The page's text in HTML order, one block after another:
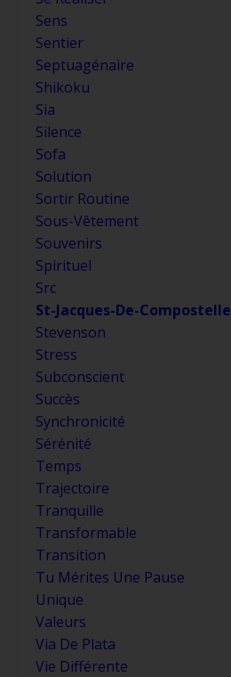
Sens
Sentier
Septuagénaire
Shikoku
Sia
Silence
Sofa
Solution
Sortir Routine
Sous-Vêtement
Souvenirs
Spirituel
Src
St-Jacques-De-Compostelle
Stevenson
Stress
Subconscient
Succès
Synchronicité
Sérénité
Temps
Trajectoire
Tranquille
Transformable
Transition
Tu Mérites Une Pause
Unique
Valeurs
Via De Plata
Vie Différente